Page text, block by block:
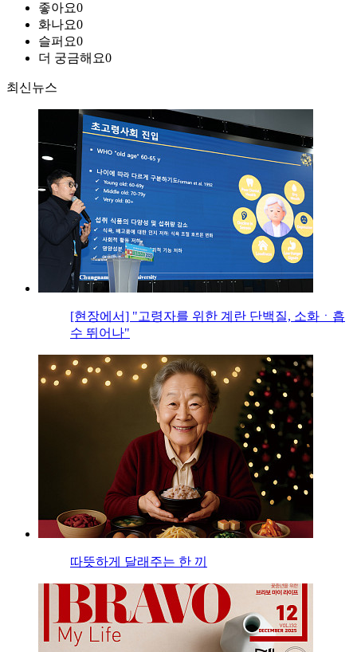
좋아요0
화나요0
슬퍼요0
더 궁금해요0
최신뉴스
[현장에서] "고령자를 위한 계란 단백질, 소화ㆍ흡
수 뛰어나"
따뜻하게 달래주는 한 끼